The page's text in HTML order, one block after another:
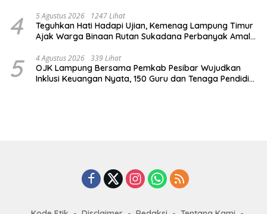
4 5 Agustus 2026 1247 Lihat
Teguhkan Hati Hadapi Ujian, Kemenag Lampung Timur
Ajak Warga Binaan Rutan Sukadana Perbanyak Amal
5 4 Agustus 2026 339 Lihat
OJK Lampung Bersama Pemkab Pesibar Wujudkan
Inklusi Keuangan Nyata, 150 Guru dan Tenaga Pendidik